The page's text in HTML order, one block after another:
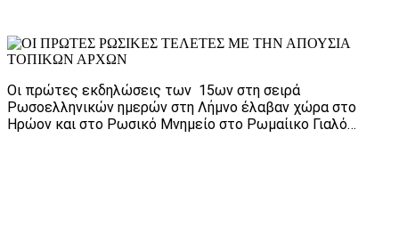
Οι πρώτες εκδηλώσεις των 15ων στη σειρά
Ρωσοελληνικών ημερών στη Λήμνο έλαβαν χώρα στο
Ηρώον και στο Ρωσικό Μνημείο στο Ρωμαίικο Γιαλό…